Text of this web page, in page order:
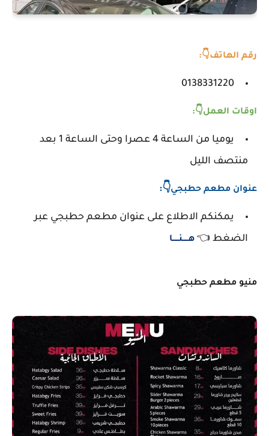
رقم الهاتف👇:
0138331220
اوقات العمل👇:
يوميا من الساعة 4 عصرا وحتى الساعة 1 بعد
منتصف الليل
عنوان مطعم حطبجي👇:
يمكنكم الاطلاع على عنوان مطعم حطبجي عبر
الضغط 👈 هـــــنـــــا
منيو مطعم حطبجي